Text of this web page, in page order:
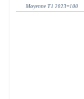
Moyenne T1 2023=100